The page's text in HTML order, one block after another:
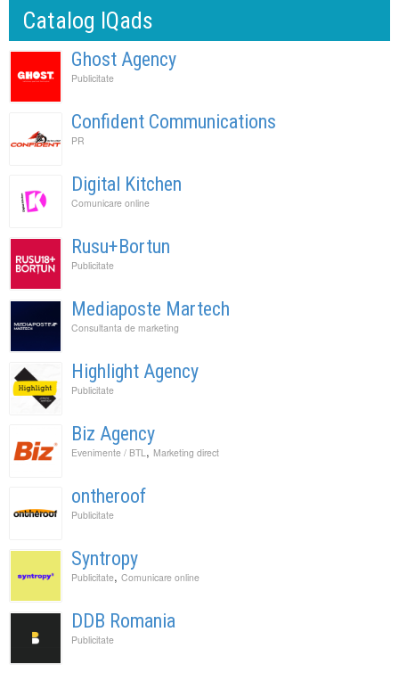
Catalog IQads
Ghost Agency
Publicitate
Confident Communications
PR
Digital Kitchen
Comunicare online
Rusu+Bortun
Publicitate
Mediaposte Martech
Consultanta de marketing
Highlight Agency
Publicitate
Biz Agency
Evenimente / BTL, Marketing direct
ontheroof
Publicitate
Syntropy
Publicitate, Comunicare online
DDB Romania
Publicitate